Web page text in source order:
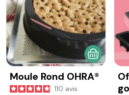
Moule Rond OHRA®
110 avis
AJOUTER